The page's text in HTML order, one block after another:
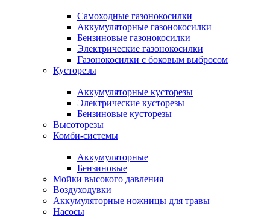
Самоходные газонокосилки
Аккумуляторные газонокосилки
Бензиновые газонокосилки
Электрические газонокосилки
Газонокосилки с боковым выбросом
Кусторезы
Аккумуляторные кусторезы
Электрические кусторезы
Бензиновые кусторезы
Высоторезы
Комби-системы
Аккумуляторные
Бензиновые
Мойки высокого давления
Воздуходувки
Аккумуляторные ножницы для травы
Насосы